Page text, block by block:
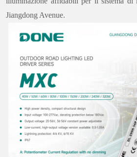
Jiangdong Avenue.